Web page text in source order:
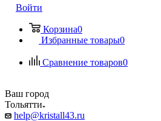
Войти
Корзина0
Избранные товары0
Сравнение товаров0
Ваш город
Тольятти
help@kristall43.ru